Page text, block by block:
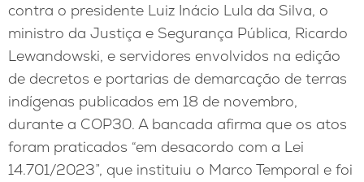
contra o presidente Luiz Inácio Lula da Silva, o
ministro da Justiça e Segurança Pública, Ricardo
Lewandowski, e servidores envolvidos na edição
de decretos e portarias de demarcação de terras
indígenas publicados em 18 de novembro,
durante a COP30. A bancada afirma que os atos
foram praticados “em desacordo com a Lei
14.701/2023”, que instituiu o Marco Temporal e foi